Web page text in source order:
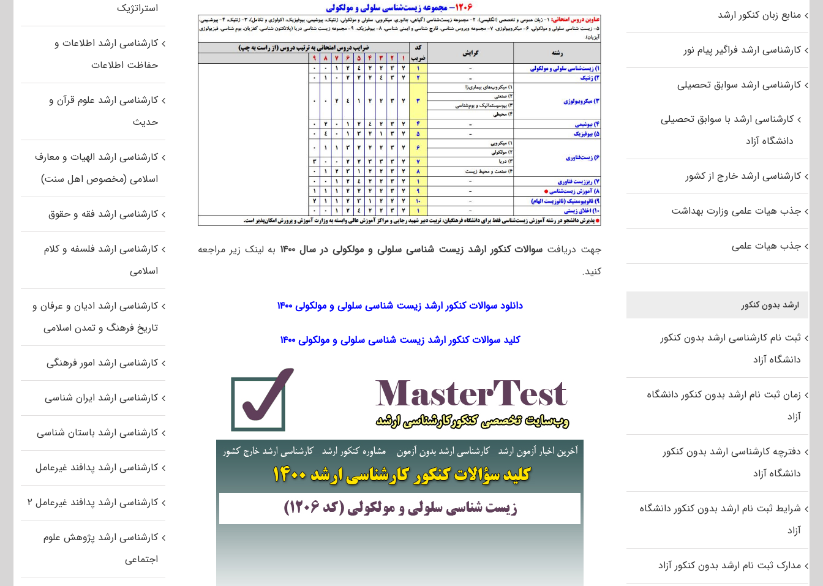
جهت دریافت سوالات کنکور ارشد زیست شناسی سلولی و مولکولی در سال ۱۴۰۰
به لینک زیر مراجعه
کنید.
دانلود سوالات کنکور ارشد زیست شناسی سلولی و مولکولی ۱۴۰۰
کلید سوالات کنکور ارشد زیست شناسی سلولی و مولکولی ۱۴۰۰
استراتژیک
کارشناسی ارشد اطلاعات و
حفاظت اطلاعات
کارشناسی ارشد علوم قرآن و
حدیث
کارشناسی ارشد الهیات و معارف
اسلامی (مخصوص اهل سنت)
کارشناسی ارشد فقه و حقوق
کارشناسی ارشد فلسفه و کلام
اسلامی
کارشناسی ارشد ادیان و عرفان و
تاریخ فرهنگ و تمدن اسلامی
کارشناسی ارشد امور فرهنگی
کارشناسی ارشد ایران شناسی
کارشناسی ارشد باستان شناسی
کارشناسی ارشد پدافند غیرعامل
کارشناسی ارشد پدافند غیرعامل ۲
کارشناسی ارشد پژوهش علوم
اجتماعی
منابع زبان کنکور ارشد
کارشناسی ارشد فراگیر پیام نور
کارشناسی ارشد سوابق تحصیلی
کارشناسی ارشد با سوابق تحصیلی
دانشگاه آزاد
کارشناسی ارشد خارج از کشور
جذب هیات علمی وزارت بهداشت
جذب هیات علمی
ارشد بدون کنکور
ثبت نام کارشناسی ارشد بدون کنکور
دانشگاه آزاد
زمان ثبت نام ارشد بدون کنکور دانشگاه
آزاد
دفترچه کارشناسی ارشد بدون کنکور
دانشگاه آزاد
شرایط ثبت نام ارشد بدون کنکور دانشگاه
آزاد
مدارک ثبت نام ارشد بدون کنکور آزاد